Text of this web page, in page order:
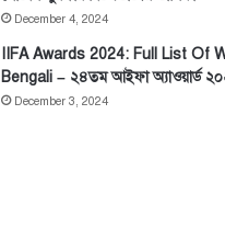
December 4, 2024
IIFA Awards 2024: Full List Of
Bengali – ২৪তম আইফা অ্যাওয়ার্ড
December 3, 2024